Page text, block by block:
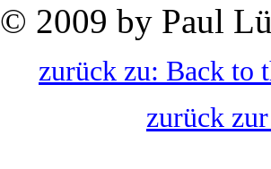
© 2009 by Paul
zurück zu: Back to
zurück